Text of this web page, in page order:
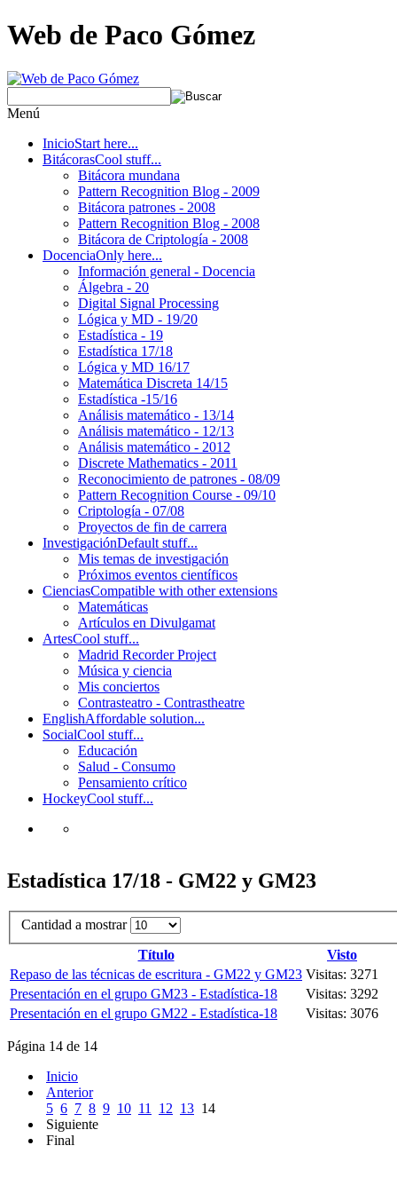
Web de Paco Gómez
Menú
InicioStart here...
BitácorasCool stuff...
Bitácora mundana
Pattern Recognition Blog - 2009
Bitácora patrones - 2008
Pattern Recognition Blog - 2008
Bitácora de Criptología - 2008
DocenciaOnly here...
Información general - Docencia
Álgebra - 20
Digital Signal Processing
Lógica y MD - 19/20
Estadística - 19
Estadística 17/18
Lógica y MD 16/17
Matemática Discreta 14/15
Estadística -15/16
Análisis matemático - 13/14
Análisis matemático - 12/13
Análisis matemático - 2012
Discrete Mathematics - 2011
Reconocimiento de patrones - 08/09
Pattern Recognition Course - 09/10
Criptología - 07/08
Proyectos de fin de carrera
InvestigaciónDefault stuff...
Mis temas de investigación
Próximos eventos científicos
CienciasCompatible with other extensions
Matemáticas
Artículos en Divulgamat
ArtesCool stuff...
Madrid Recorder Project
Música y ciencia
Mis conciertos
Contrasteatro - Contrastheatre
EnglishAffordable solution...
SocialCool stuff...
Educación
Salud - Consumo
Pensamiento crítico
HockeyCool stuff...
Estadística 17/18 - GM22 y GM23
Cantidad a mostrar
Título
Visto
Repaso de las técnicas de escritura - GM22 y GM23 Visitas: 3271
Presentación en el grupo GM23 - Estadística-18
Visitas: 3292
Presentación en el grupo GM22 - Estadística-18
Visitas: 3076
Página 14 de 14
Inicio
Anterior
5 6 7 8 9 10 11 12 13 14
Siguiente
Final